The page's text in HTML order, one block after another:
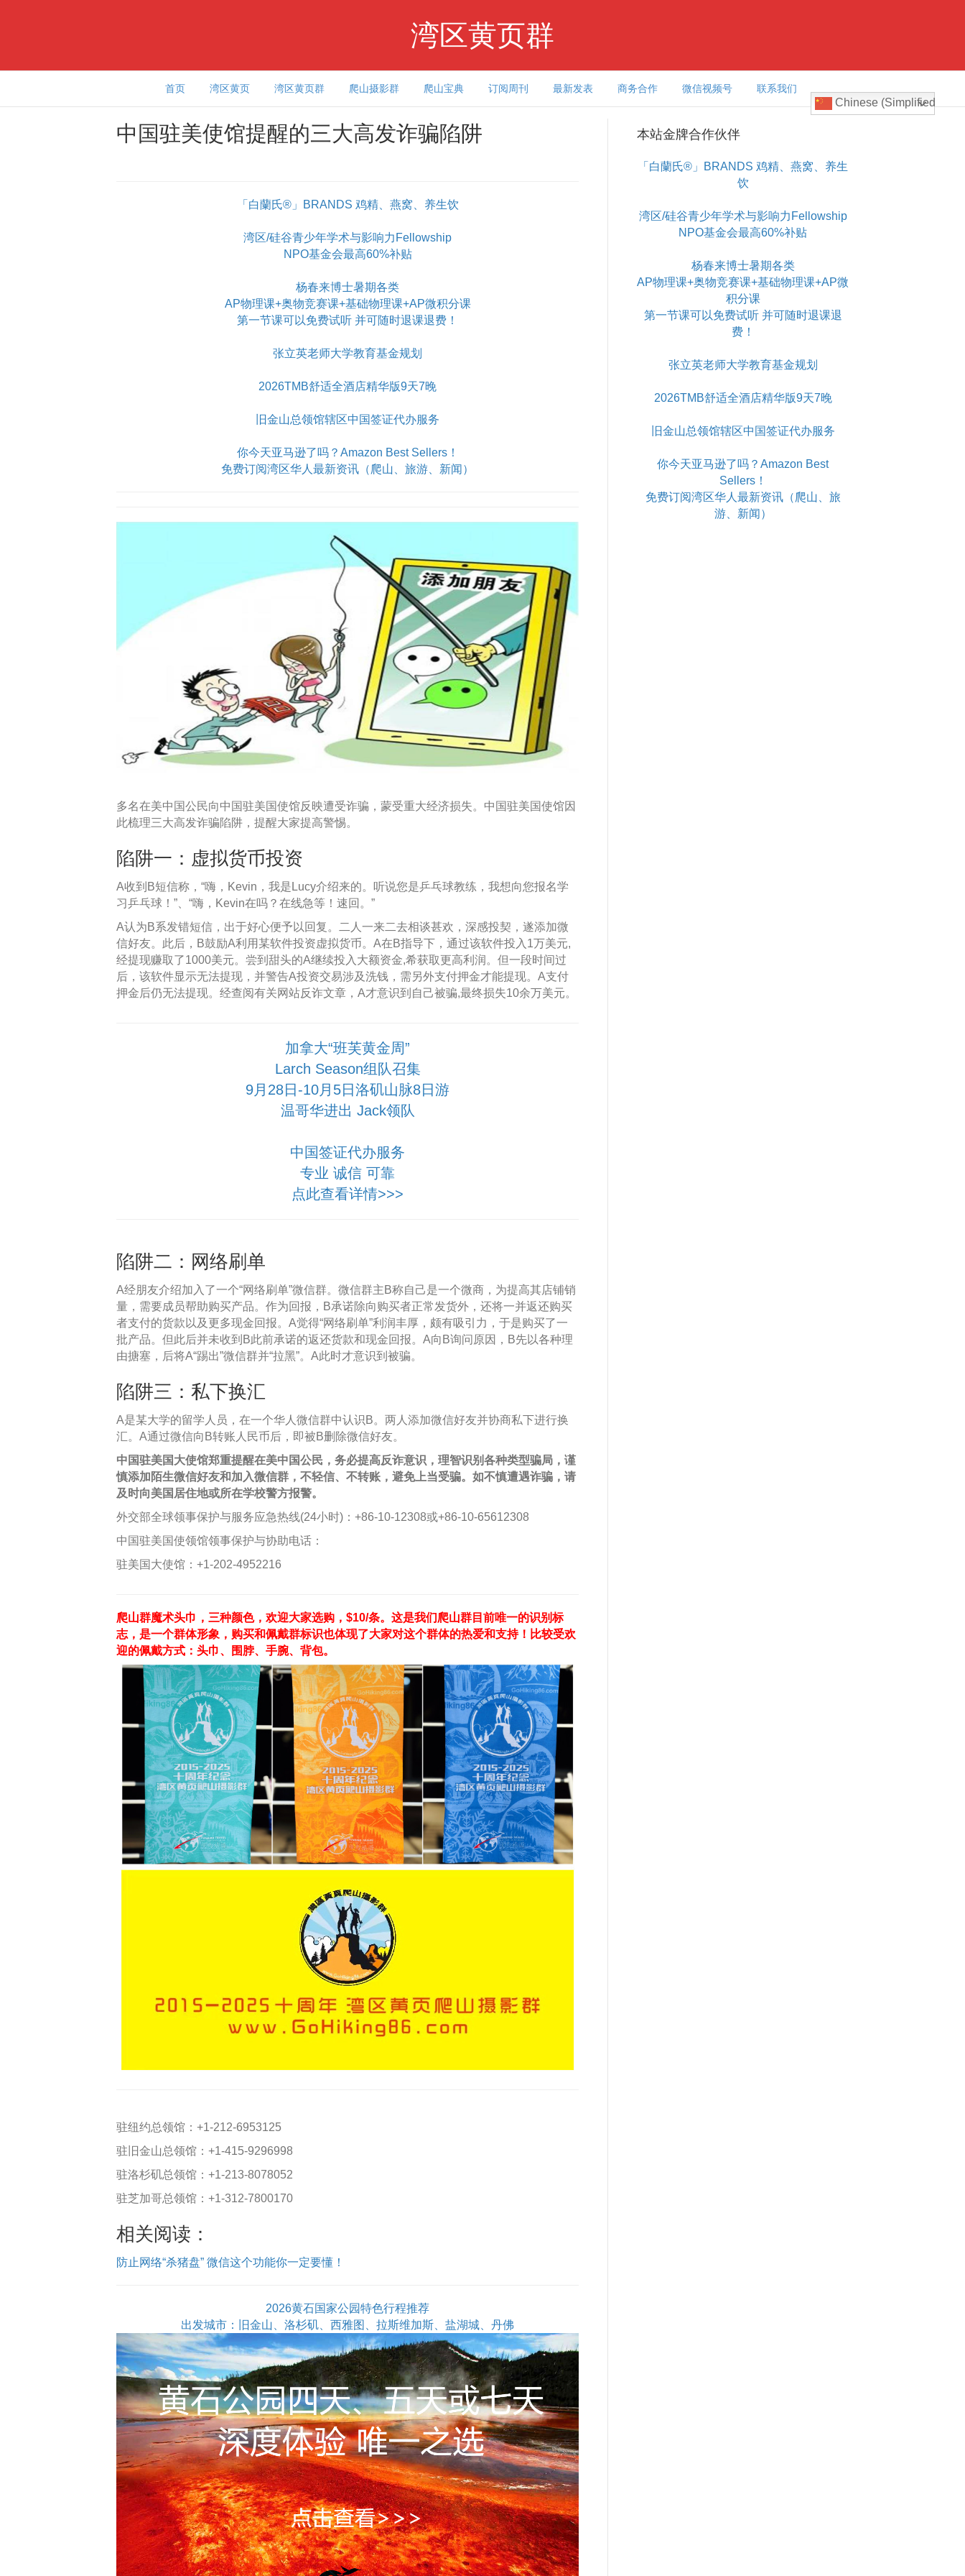
湾区黄页群
首页 湾区黄页 湾区黄页群 爬山摄影群 爬山宝典 订阅周刊 最新发表 商务合作 微信视频号 联系我们
Chinese (Simplified)
中国驻美使馆提醒的三大高发诈骗陷阱
「白蘭氏®」BRANDS 鸡精、燕窝、养生饮
湾区/硅谷青少年学术与影响力Fellowship
NPO基金会最高60%补贴
杨春来博士暑期各类
AP物理课+奥物竞赛课+基础物理课+AP微积分课
第一节课可以免费试听 并可随时退课退费！
张立英老师大学教育基金规划
2026TMB舒适全酒店精华版9天7晚
旧金山总领馆辖区中国签证代办服务
你今天亚马逊了吗？Amazon Best Sellers！
免费订阅湾区华人最新资讯（爬山、旅游、新闻）
多名在美中国公民向中国驻美国使馆反映遭受诈骗，蒙受重大经济损失。中国驻美国使馆因
此梳理三大高发诈骗陷阱，提醒大家提高警惕。
陷阱一：虚拟货币投资
A收到B短信称，“嗨，Kevin，我是Lucy介绍来的。听说您是乒乓球教练，我想向您报名学
习乒乓球！”、“嗨，Kevin在吗？在线急等！速回。”
A认为B系发错短信，出于好心便予以回复。二人一来二去相谈甚欢，深感投契，遂添加微
信好友。此后，B鼓励A利用某软件投资虚拟货币。A在B指导下，通过该软件投入1万美元,
经提现赚取了1000美元。尝到甜头的A继续投入大额资金,希获取更高利润。但一段时间过
后，该软件显示无法提现，并警告A投资交易涉及洗钱，需另外支付押金才能提现。A支付
押金后仍无法提现。经查阅有关网站反诈文章，A才意识到自己被骗,最终损失10余万美元。
加拿大“班芙黄金周”
Larch Season组队召集
9月28日-10月5日洛矶山脉8日游
温哥华进出 Jack领队
中国签证代办服务
专业 诚信 可靠
点此查看详情>>>
陷阱二：网络刷单
A经朋友介绍加入了一个“网络刷单”微信群。微信群主B称自己是一个微商，为提高其店铺销
量，需要成员帮助购买产品。作为回报，B承诺除向购买者正常发货外，还将一并返还购买
者支付的货款以及更多现金回报。A觉得“网络刷单”利润丰厚，颇有吸引力，于是购买了一
批产品。但此后并未收到B此前承诺的返还货款和现金回报。A向B询问原因，B先以各种理
由搪塞，后将A“踢出”微信群并“拉黑”。A此时才意识到被骗。
陷阱三：私下换汇
A是某大学的留学人员，在一个华人微信群中认识B。两人添加微信好友并协商私下进行换
汇。A通过微信向B转账人民币后，即被B删除微信好友。
中国驻美国大使馆郑重提醒在美中国公民，务必提高反诈意识，理智识别各种类型骗局，谨
慎添加陌生微信好友和加入微信群，不轻信、不转账，避免上当受骗。如不慎遭遇诈骗，请
及时向美国居住地或所在学校警方报警。
外交部全球领事保护与服务应急热线(24小时)：+86-10-12308或+86-10-65612308
中国驻美国使领馆领事保护与协助电话：
驻美国大使馆：+1-202-4952216
爬山群魔术头巾，三种颜色，欢迎大家选购，$10/条。这是我们爬山群目前唯一的识别标
志，是一个群体形象，购买和佩戴群标识也体现了大家对这个群体的热爱和支持！比较受欢
迎的佩戴方式：头巾、围脖、手腕、背包。
驻纽约总领馆：+1-212-6953125
驻旧金山总领馆：+1-415-9296998
驻洛杉矶总领馆：+1-213-8078052
驻芝加哥总领馆：+1-312-7800170
相关阅读：
防止网络“杀猪盘” 微信这个功能你一定要懂！
2026黄石国家公园特色行程推荐
出发城市：旧金山、洛杉矶、西雅图、拉斯维加斯、盐湖城、丹佛
本站金牌合作伙伴
「白蘭氏®」BRANDS 鸡精、燕窝、养生
饮
湾区/硅谷青少年学术与影响力Fellowship
NPO基金会最高60%补贴
杨春来博士暑期各类
AP物理课+奥物竞赛课+基础物理课+AP微
积分课
第一节课可以免费试听 并可随时退课退
费！
张立英老师大学教育基金规划
2026TMB舒适全酒店精华版9天7晚
旧金山总领馆辖区中国签证代办服务
你今天亚马逊了吗？Amazon Best
Sellers！
免费订阅湾区华人最新资讯（爬山、旅
游、新闻）